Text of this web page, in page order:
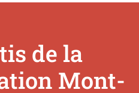
de la
Mont-